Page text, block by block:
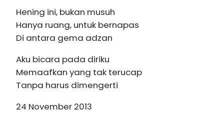
Hening ini, bukan musuh
Hanya ruang, untuk bernapas
Di antara gema adzan
Aku bicara pada diriku
Memaafkan yang tak terucap
Tanpa harus dimengerti
24 November 2013